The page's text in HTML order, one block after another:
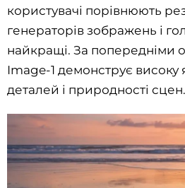
користувачі порівнюють
генераторів зображень і
найкращі. За попередніми
Image-1 демонструє високу
деталей і природності сцен.